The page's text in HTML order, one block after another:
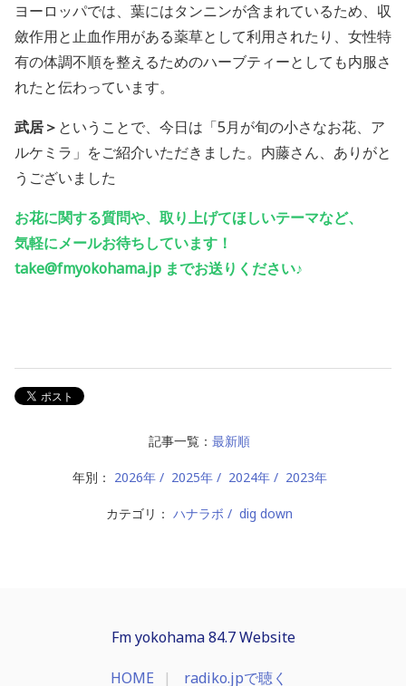
ヨーロッパでは、葉にはタンニンが含まれているため、収
斂作用と止血作用がある薬草として利用されたり、女性特
有の体調不順を整えるためのハーブティーとしても内服さ
れたと伝わっています。
武居＞ ということで、今日は「5月が旬の小さなお花、ア
ルケミラ」をご紹介いただきました。内藤さん、ありがと
うございました
お花に関する質問や、取り上げてほしいテーマなど、
気軽にメールお待ちしています！
take@fmyokohama.jp までお送りください♪
記事一覧： 最新順
年別： 2026年 2025年 2024年 2023年
カテゴリ： ハナラボ dig down
Fm yokohama 84.7 Website
HOME radiko.jpで聴く